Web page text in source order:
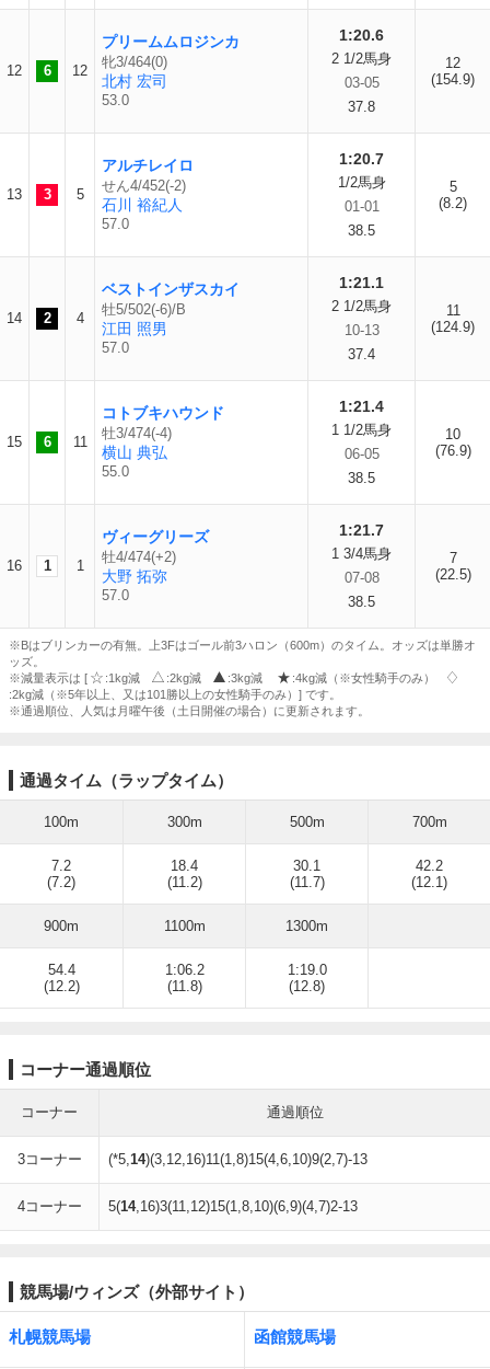
12 6 12
プリームムロジンカ
牝3/464(0)
北村 宏司
53.0
1:20.6
2 1/2馬身
03-05
37.8
12
(154.9)
13 3 5
アルチレイロ
せん4/452(-2)
石川 裕紀人
57.0
1:20.7
1/2馬身
01-01
38.5
5
(8.2)
14 2 4
ベストインザスカイ
牡5/502(-6)/B
江田 照男
57.0
1:21.1
2 1/2馬身
10-13
37.4
11
(124.9)
15 6 11
コトブキハウンド
牡3/474(-4)
横山 典弘
55.0
1:21.4
1 1/2馬身
06-05
38.5
10
(76.9)
16 1 1
ヴィーグリーズ
牡4/474(+2)
大野 拓弥
57.0
1:21.7
1 3/4馬身
07-08
38.5
7
(22.5)
※Bはブリンカーの有無。上3Fはゴール前3ハロン（600m）のタイム。オッズは単勝オ
ッズ。
※減量表示は [
:1kg減 :2kg減 :3kg減
:4kg減（※女性騎手のみ）
:2kg減（※5年以上、又は101勝以上の女性騎手のみ）] です。
※通過順位、人気は月曜午後（土日開催の場合）に更新されます。
通過タイム（ラップタイム）
100m 300m 500m 700m
7.2
(7.2)
18.4
(11.2)
30.1
(11.7)
42.2
(12.1)
900m 1100m 1300m
54.4
(12.2)
1:06.2
(11.8)
1:19.0
(12.8)
コーナー通過順位
コーナー 通過順位
3コーナー (*5,14)(3,12,16)11(1,8)15(4,6,10)9(2,7)-13
4コーナー 5(14,16)3(11,12)15(1,8,10)(6,9)(4,7)2-13
競馬場/ウィンズ（外部サイト）
札幌競馬場 函館競馬場